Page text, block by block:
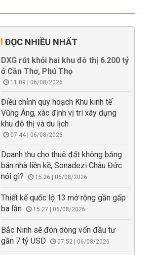
ĐỌC NHIỀU NHẤT
DXG rút khỏi hai khu đô thị 6.200 tỷ
ở Cần Thơ, Phú Thọ
11:09 | 06/08/2026
Điều chỉnh quy hoạch Khu kinh tế
Vũng Áng, xác định vị trí xây dựng
khu đô thị và du lịch
07:44 | 06/08/2026
Doanh thu cho thuê đất không bằng
bán nhà liền kề, Sonadezi Châu Đức
nói gì?
15:26 | 06/08/2026
Thiết kế quốc lộ 13 mở rộng gần gấp
ba lần
15:27 | 06/08/2026
Bắc Ninh sẽ đón dòng vốn đầu tư
gần 7 tỷ USD
07:52 | 06/08/2026